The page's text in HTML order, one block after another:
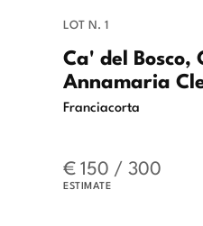
LOT N. 1
Ca' del Bosco,
Annamaria
Franciacorta
€ 150 / 300
ESTIMATE